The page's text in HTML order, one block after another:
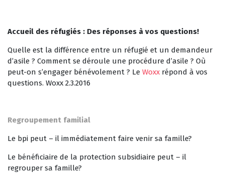
Accueil des réfugiés : Des réponses à vos questions!
Quelle est la différence entre un réfugié et un demandeur
d’asile ? Comment se déroule une procédure d’asile ? Où
peut-on s’engager bénévolement ? Le Woxx répond à vos
questions. Woxx 2.3.2016
Regroupement familial
Le bpi peut – il immédiatement faire venir sa famille?
Le bénéficiaire de la protection subsidiaire peut – il
regrouper sa famille?